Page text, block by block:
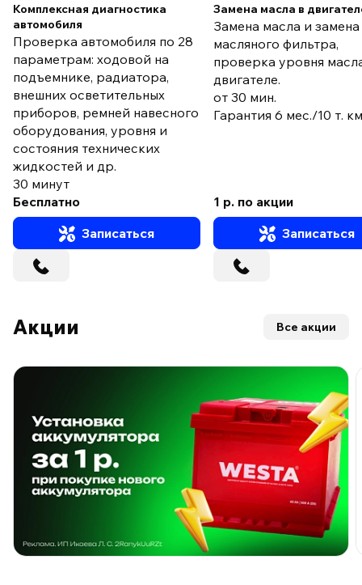
Комплексная диагностика
автомобиля
Проверка автомобиля по 28
параметрам: ходовой на
подъемнике, радиатора,
внешних осветительных
приборов, ремней навесного
оборудования, уровня и
состояния технических
жидкостей и др.
30 минут
Бесплатно
Записаться
Замена масла в
Замена масла и замена
масляного фильтра,
проверка уровня
двигателе.
от 30 мин.
Гарантия 6 мес./10 т.
1 р. по акции
Записаться
Акции Все акции